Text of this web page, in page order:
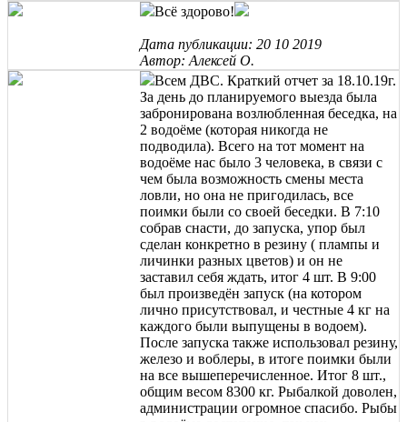
Всё здорово!
Дата публикации: 20 10 2019
Автор: Алексей О.
Всем ДВС. Краткий отчет за 18.10.19г.
За день до планируемого выезда была
забронирована возлюбленная беседка, на
2 водоёме (которая никогда не
подводила). Всего на тот момент на
водоёме нас было 3 человека, в связи с
чем была возможность смены места
ловли, но она не пригодилась, все
поимки были со своей беседки. В 7:10
собрав снасти, до запуска, упор был
сделан конкретно в резину ( плампы и
личинки разных цветов) и он не
заставил себя ждать, итог 4 шт. В 9:00
был произведён запуск (на котором
лично присутствовал, и честные 4 кг на
каждого были выпущены в водоем).
После запуска также использовал резину,
железо и воблеры, в итоге поимки были
на все вышеперечисленное. Итог 8 шт.,
общим весом 8300 кг. Рыбалкой доволен,
администрации огромное спасибо. Рыбы